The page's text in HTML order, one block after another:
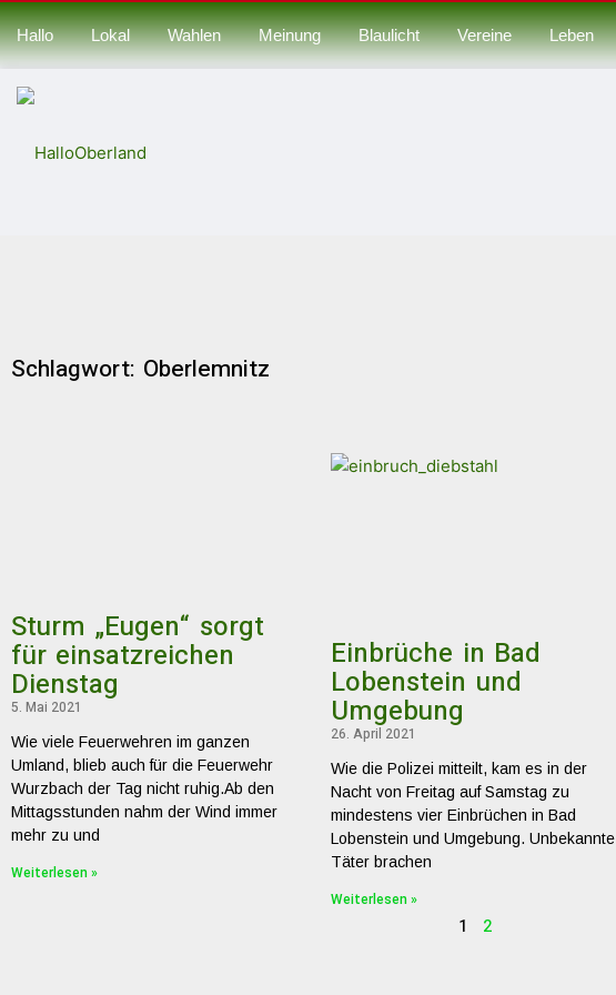
Hallo Lokal Wahlen Meinung Blaulicht Vereine Leben
Schlagwort: Oberlemnitz
Sturm „Eugen“ sorgt
für einsatzreichen
Dienstag
5. Mai 2021
Wie viele Feuerwehren im ganzen
Umland, blieb auch für die Feuerwehr
Wurzbach der Tag nicht ruhig.Ab den
Mittagsstunden nahm der Wind immer
mehr zu und
Weiterlesen »
Einbrüche in Bad
Lobenstein und
Umgebung
26. April 2021
Wie die Polizei mitteilt, kam es in der
Nacht von Freitag auf Samstag zu
mindestens vier Einbrüchen in Bad
Lobenstein und Umgebung. Unbekannte
Täter brachen
Weiterlesen »
1 2